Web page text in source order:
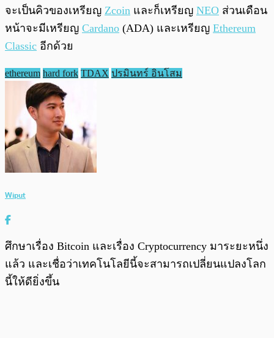
จะเป็นคิวของเหรียญ Zcoin และก็เหรียญ NEO ส่วนเดือน
หน้าจะมีเหรียญ Cardano (ADA) และเหรียญ Ethereum
Classic อีกด้วย
ethereum hard fork TDAX ปรมินทร์ อินโสม
Wiput
ศึกษาเรื่อง Bitcoin และเรื่อง Cryptocurrency มาระยะหนึ่ง
แล้ว และเชื่อว่าเทคโนโลยีนี้จะสามารถเปลี่ยนแปลงโลก
นี้ให้ดียิ่งขึ้น